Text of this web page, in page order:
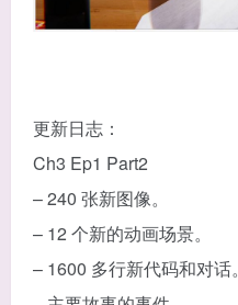
更新日志：
Ch3 Ep1 Part2
– 240 张新图像。
– 12 个新的动画场景。
– 1600 多行新代码和对话。